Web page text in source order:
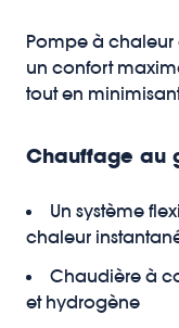
Pompe à
un confort
tout en
Chauffage au
Un système
chaleur
Chaudière à
et hydrogène